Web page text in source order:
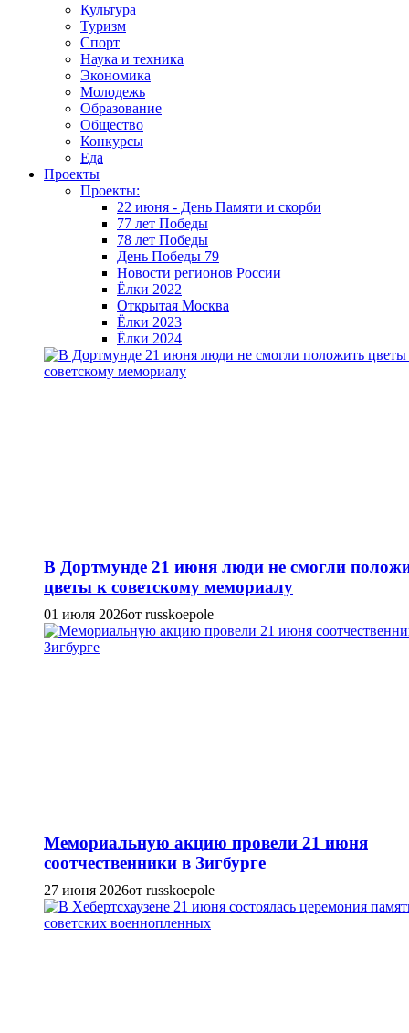
Культура
Туризм
Спорт
Наука и техника
Экономика
Молодежь
Образование
Общество
Конкурсы
Еда
Проекты
Проекты:
22 июня - День Памяти и скорби
77 лет Победы
78 лет Победы
День Победы 79
Новости регионов России
Ёлки 2022
Открытая Москва
Ёлки 2023
Ёлки 2024
В Дортмунде 21 июня люди не смогли
цветы к советскому мемориалу
01 июля 2026от russkoepole
Мемориальную акцию провели 21 июня
соотчественники в Зигбурге
27 июня 2026от russkoepole